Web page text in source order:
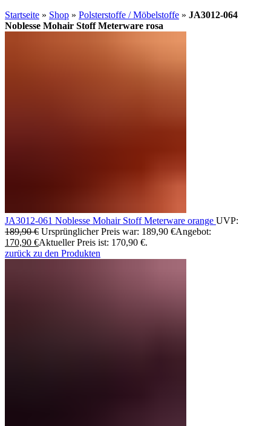
Startseite » Shop » Polsterstoffe / Möbelstoffe » JA3012-064
Noblesse Mohair Stoff Meterware rosa
JA3012-061 Noblesse Mohair Stoff Meterware orange UVP:
189,90€ Ursprünglicher Preis war: 189,90 €Angebot:
170,90 €Aktueller Preis ist: 170,90 €.
zurück zu den Produkten